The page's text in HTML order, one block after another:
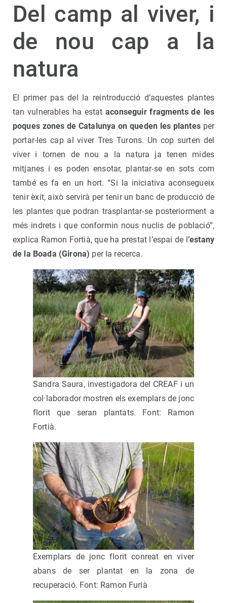
Del camp al viver, i
de nou cap a la
natura
El primer pas del la reintroducció d’aquestes plantes
tan vulnerables ha estataconseguir fragments de les
poques zones de Catalunya on queden les plantes per
portar-les cap al viver Tres Turons. Un cop surten del
viver i tornen de nou a la natura ja tenen mides
mitjanes i es poden ensotar, plantar-se en sots com
també es fa en un hort. “Si la iniciativa aconsegueix
tenir èxit, això servirà per tenir un banc de producció de
les plantes que podran trasplantar-se posteriorment a
més indrets i que conformin nous nuclis de població”,
explica Ramon Fortià, que ha prestat l’espai de l ’estany
de la Boada (Girona) per la recerca.
Sandra Saura, investigadora del CREAF i un
col·laborador mostren els exemplars de jonc
florit que seran plantats. Font: Ramon
Fortià.
Exemplars de jonc florit conreat en viver
abans de ser plantat en la zona de
recuperació. Font: Ramon Furià